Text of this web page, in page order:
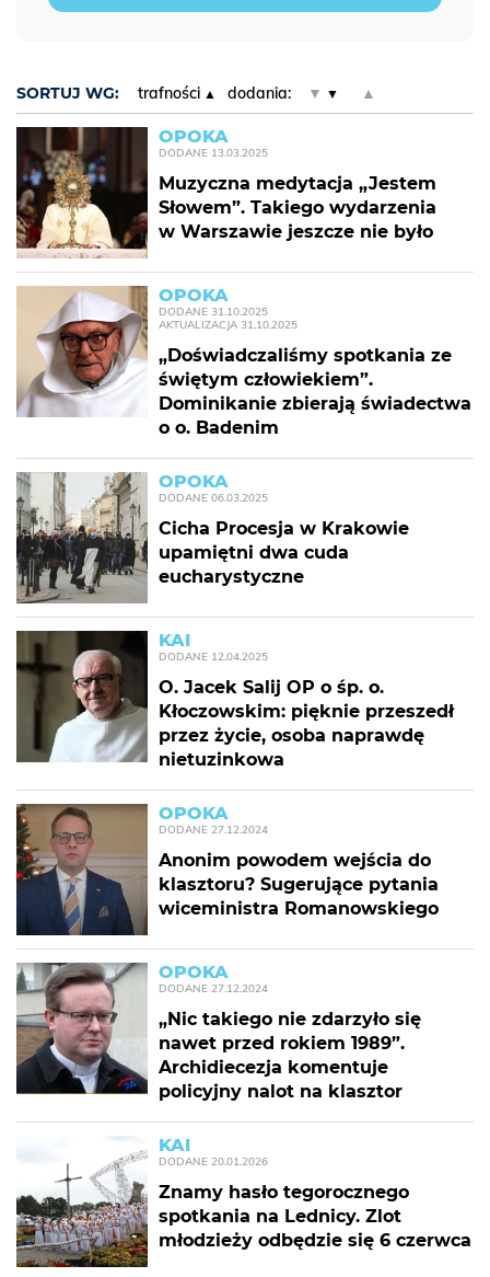
SORTUJ WG: trafności dodania: ▼ ▲
OPOKA
DODANE 13.03.2025
Muzyczna medytacja „Jestem
Słowem”. Takiego wydarzenia
w Warszawie jeszcze nie było
OPOKA
DODANE 31.10.2025
AKTUALIZACJA 31.10.2025
„Doświadczaliśmy spotkania ze
świętym człowiekiem”.
Dominikanie zbierają świadectwa
o o. Badenim
OPOKA
DODANE 06.03.2025
Cicha Procesja w Krakowie
upamiętni dwa cuda
eucharystyczne
KAI
DODANE 12.04.2025
O. Jacek Salij OP o śp. o.
Kłoczowskim: pięknie przeszedł
przez życie, osoba naprawdę
nietuzinkowa
OPOKA
DODANE 27.12.2024
Anonim powodem wejścia do
klasztoru? Sugerujące pytania
wiceministra Romanowskiego
OPOKA
DODANE 27.12.2024
„Nic takiego nie zdarzyło się
nawet przed rokiem 1989”.
Archidiecezja komentuje
policyjny nalot na klasztor
KAI
DODANE 20.01.2026
Znamy hasło tegorocznego
spotkania na Lednicy. Zlot
młodzieży odbędzie się 6 czerwca